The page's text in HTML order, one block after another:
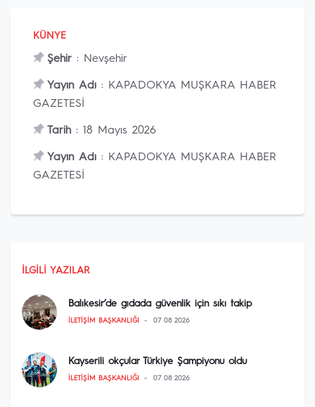
KÜNYE
Şehir : Nevşehir
Yayın Adı : KAPADOKYA MUŞKARA HABER
GAZETESİ
Tarih : 18 Mayıs 2026
Yayın Adı : KAPADOKYA MUŞKARA HABER
GAZETESİ
İLGILI YAZILAR
Balıkesir’de gıdada güvenlik için sıkı takip
İLETIŞIM BAŞKANLIĞI 07 08 2026
Kayserili okçular Türkiye Şampiyonu oldu
İLETIŞIM BAŞKANLIĞI 07 08 2026